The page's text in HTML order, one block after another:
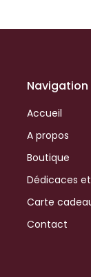
Navigation
Accueil
A propos
Boutique
Dédicaces
Carte
Contact